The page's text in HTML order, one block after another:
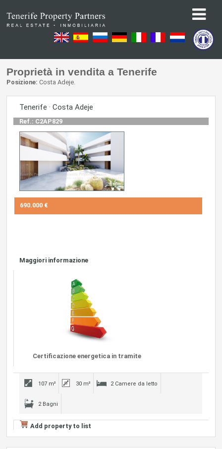
Proprietà in vendita a Tenerife
Posizione: Costa Adeje.
Tenerife · Costa Adeje
Ref.: C2AP829
690.000 €
Maggiori informazione
Certificazione energetica in tramite
107 m² 30 m² 2 Camere da letto
2 Bagni
Add property to list